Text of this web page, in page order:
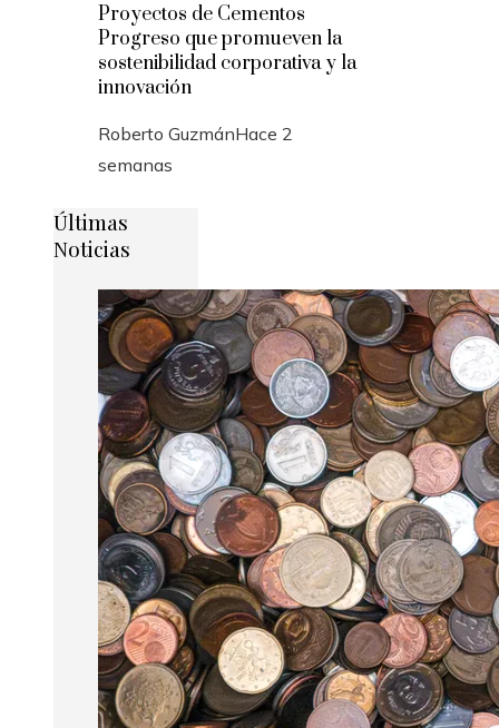
Proyectos de Cementos
Progreso que promueven la
sostenibilidad corporativa y la
innovación
Roberto GuzmánHace 2
semanas
Últimas
Noticias